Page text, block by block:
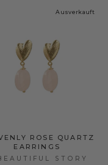
Ausverkauft
ROSE QUARTZ
EARRINGS
STORY